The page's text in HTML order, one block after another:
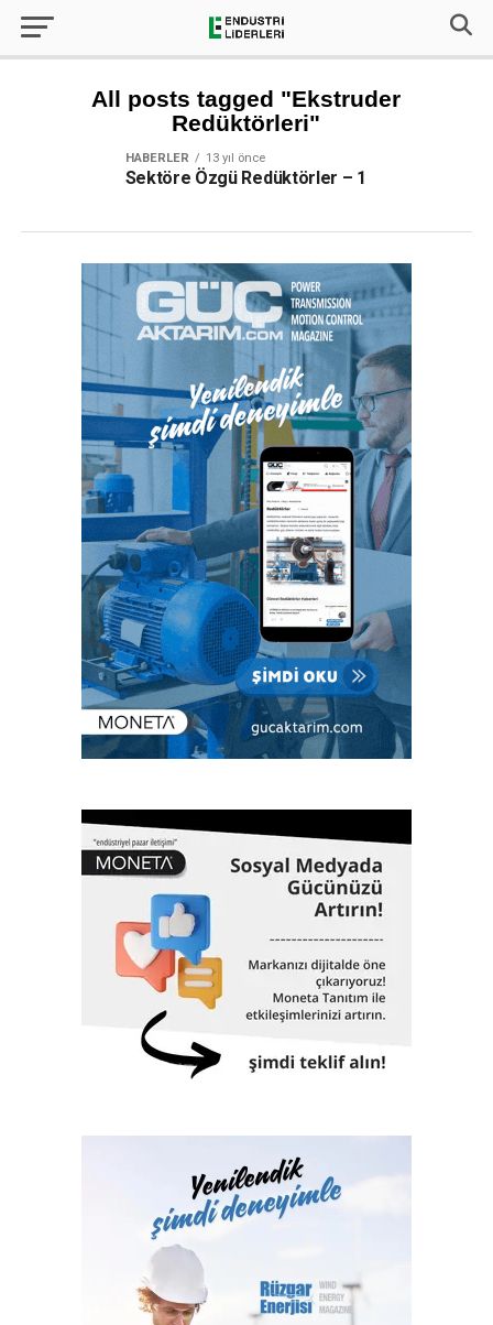
All posts tagged "Ekstruder
Redüktörleri"
HABERLER 13 yıl önce
Sektöre Özgü Redüktörler – 1